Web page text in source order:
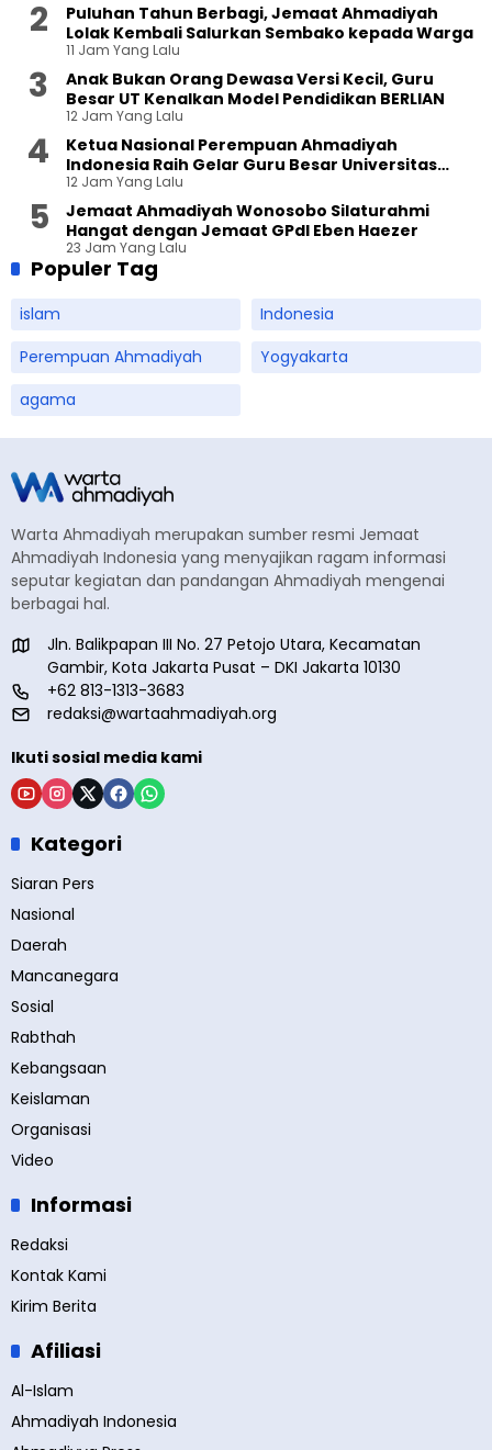
Puluhan Tahun Berbagi, Jemaat Ahmadiyah
Lolak Kembali Salurkan Sembako kepada Warga
11 Jam Yang Lalu
Anak Bukan Orang Dewasa Versi Kecil, Guru
Besar UT Kenalkan Model Pendidikan BERLIAN
12 Jam Yang Lalu
Ketua Nasional Perempuan Ahmadiyah
Indonesia Raih Gelar Guru Besar Universitas
Terbuka
12 Jam Yang Lalu
Jemaat Ahmadiyah Wonosobo Silaturahmi
Hangat dengan Jemaat GPdI Eben Haezer
23 Jam Yang Lalu
Populer Tag
islam
Indonesia
Perempuan Ahmadiyah
Yogyakarta
agama
Warta Ahmadiyah merupakan sumber resmi Jemaat
Ahmadiyah Indonesia yang menyajikan ragam informasi
seputar kegiatan dan pandangan Ahmadiyah mengenai
berbagai hal.
Jln. Balikpapan III No. 27 Petojo Utara, Kecamatan
Gambir, Kota Jakarta Pusat – DKI Jakarta 10130
+62 813-1313-3683
redaksi@wartaahmadiyah.org
Ikuti sosial media kami
Kategori
Siaran Pers
Nasional
Daerah
Mancanegara
Sosial
Rabthah
Kebangsaan
Keislaman
Organisasi
Video
Informasi
Redaksi
Kontak Kami
Kirim Berita
Afiliasi
Al-Islam
Ahmadiyah Indonesia